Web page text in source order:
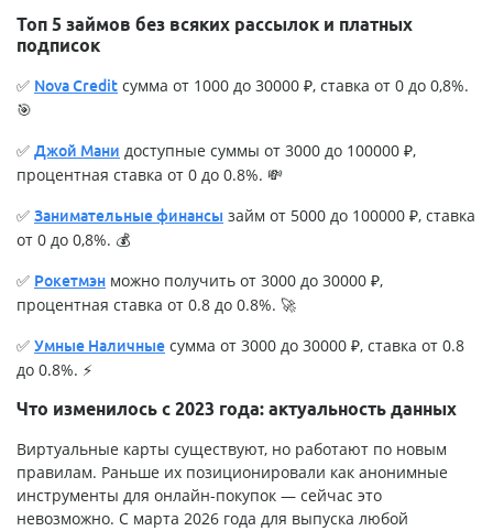
Топ 5 займов без всяких рассылок и платных
подписок
✅ Nova Credit сумма от 1000 до 30000 ₽, ставка от 0 до 0,8%.
🎯
✅ Джой Мани доступные суммы от 3000 до 100000 ₽,
процентная ставка от 0 до 0.8%. 💸
✅ Занимательные финансы займ от 5000 до 100000 ₽, ставка
от 0 до 0,8%. 💰
✅ Рокетмэн можно получить от 3000 до 30000 ₽,
процентная ставка от 0.8 до 0.8%. 🚀
✅ Умные Наличные сумма от 3000 до 30000 ₽, ставка от 0.8
до 0.8%. ⚡
Что изменилось с 2023 года: актуальность данных
Виртуальные карты существуют, но работают по новым
правилам. Раньше их позиционировали как анонимные
инструменты для онлайн-покупок — сейчас это
невозможно. С марта 2026 года для выпуска любой